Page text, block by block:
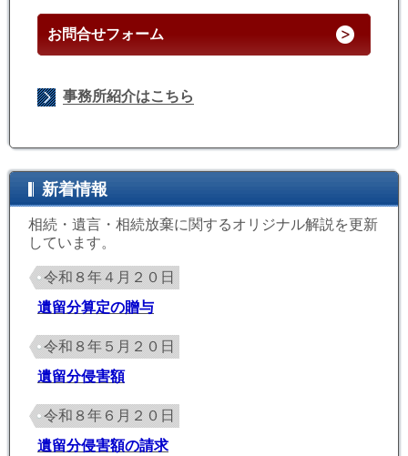
お問合せフォーム
事務所紹介はこちら
新着情報
相続・遺言・相続放棄に関するオリジナル解説を更新
しています。
令和８年４月２０日
遺留分算定の贈与
令和８年５月２０日
遺留分侵害額
令和８年６月２０日
遺留分侵害額の請求